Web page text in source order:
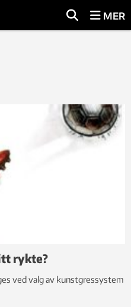
MER
rykte?
ved valg av kunstgressystem